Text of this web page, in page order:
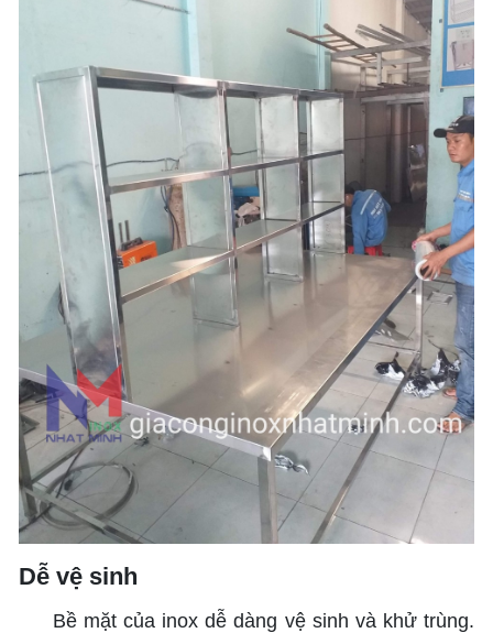
Dễ vệ sinh
Bề mặt của inox dễ dàng vệ sinh và khử trùng.